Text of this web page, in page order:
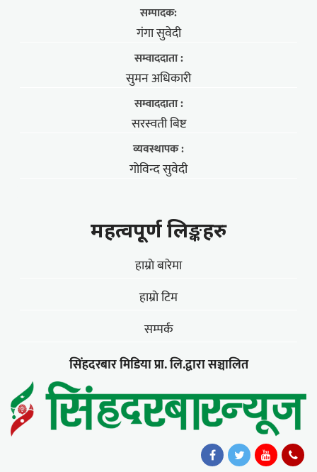
सम्पादक:
गंगा सुवेदी
सम्वाददाता :
सुमन अधिकारी
सम्वाददाता :
सरस्वती बिष्ट
व्यवस्थापक :
गोविन्द सुवेदी
महत्वपूर्ण लिङ्कहरु
हाम्राे बारेमा
हाम्राे टिम
सम्पर्क
सिंहदरबार मिडिया प्रा. लि.द्वारा सञ्चालित